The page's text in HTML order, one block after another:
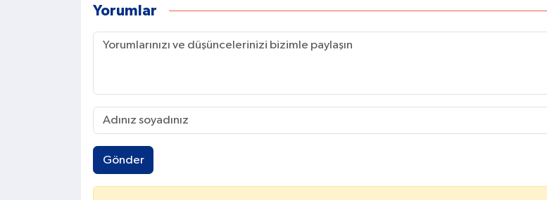
Yorumlar
Gönder